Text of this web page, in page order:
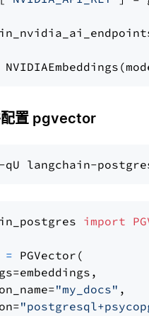
配置 pgvector
import
= PGVector(
"my_docs" ,